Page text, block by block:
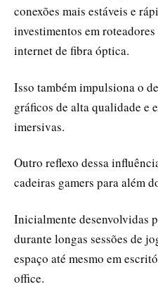
conexões mais estáveis e
investimentos em
internet de fibra óptica.
Isso também impulsiona o
gráficos de alta qualidade e
imersivas.
Outro reflexo dessa
cadeiras gamers para além
Inicialmente desenvolvidas
durante longas sessões de
espaço até mesmo em
office.